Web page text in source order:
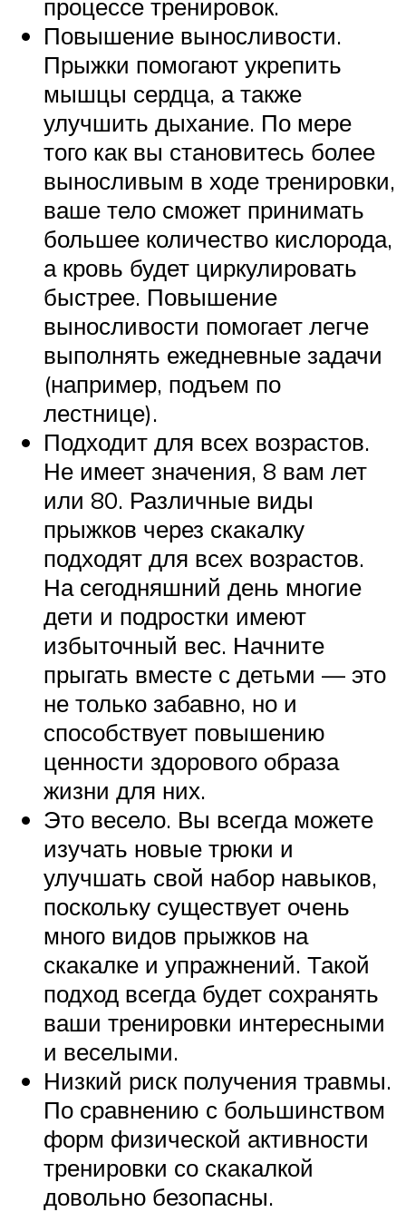
процессе тренировок.
Повышение выносливости.
Прыжки помогают укрепить
мышцы сердца, а также
улучшить дыхание. По мере
того как вы становитесь более
выносливым в ходе тренировки,
ваше тело сможет принимать
большее количество кислорода,
а кровь будет циркулировать
быстрее. Повышение
выносливости помогает легче
выполнять ежедневные задачи
(например, подъем по
лестнице).
Подходит для всех возрастов.
Не имеет значения, 8 вам лет
или 80. Различные виды
прыжков через скакалку
подходят для всех возрастов.
На сегодняшний день многие
дети и подростки имеют
избыточный вес. Начните
прыгать вместе с детьми — это
не только забавно, но и
способствует повышению
ценности здорового образа
жизни для них.
Это весело. Вы всегда можете
изучать новые трюки и
улучшать свой набор навыков,
поскольку существует очень
много видов прыжков на
скакалке и упражнений. Такой
подход всегда будет сохранять
ваши тренировки интересными
и веселыми.
Низкий риск получения травмы.
По сравнению с большинством
форм физической активности
тренировки со скакалкой
довольно безопасны.